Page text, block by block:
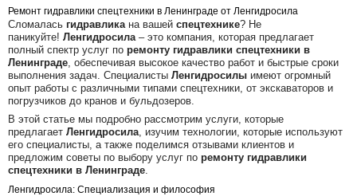
Ремонт гидравлики спецтехники в Ленинграде от Ленгидросила
Сломалась гидравликана вашей спецтехнике? Не
паникуйте! Ленгидросила– это компания, которая предлагает
полный спектр услуг по ремонту гидравлики спецтехники в
Ленинграде, обеспечивая высокое качество работ и быстрые сроки
выполнения задач. Специалисты Ленгидросилы имеют огромный
опыт работы с различными типами спецтехники, от экскаваторов и
погрузчиков до кранов и бульдозеров.
В этой статье мы подробно рассмотрим услуги, которые
предлагает Ленгидросила, изучим технологии, которые используют
его специалисты, а также поделимся отзывами клиентов и
предложим советы по выбору услуг по ремонту гидравлики
спецтехники в Ленинграде.
Ленгидросила: Специализация и философия